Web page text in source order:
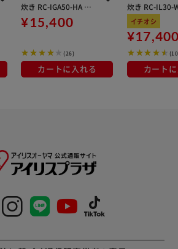
炊き RC-IGA50-HA 糖
質抑制メニュー 極厚火
釜 アッシュ
¥15,400
(26)
カートに入れる
炊き RC-IL30-
ト
イチオシ
カート